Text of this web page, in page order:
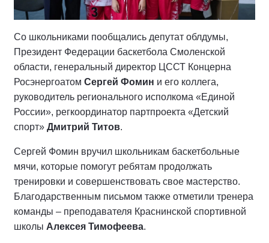
Со школьниками пообщались депутат облдумы,
Президент Федерации баскетбола Смоленской
области, генеральный директор ЦССТ Концерна
Росэнергоатом Сергей Фомин и его коллега,
руководитель регионального исполкома «Единой
России», регкоординатор партпроекта «Детский
спорт» Дмитрий Титов.
Сергей Фомин вручил школьникам баскетбольные
мячи, которые помогут ребятам продолжать
тренировки и совершенствовать свое мастерство.
Благодарственным письмом также отметили тренера
команды – преподавателя Краснинской спортивной
школы Алексея Тимофеева.